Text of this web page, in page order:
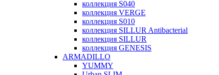
коллекция S040
коллекция VERGE
коллекция S010
коллекция SILLUR Antibacterial
коллекция SILLUR
коллекция GENESIS
ARMADILLO
YUMMY